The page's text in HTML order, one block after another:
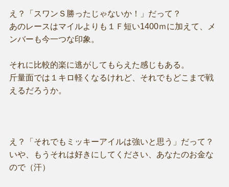
え？「スワンＳ勝ったじゃないか！」だって？
あのレースはマイルよりも１Ｆ短い1400ｍに加えて、メ
ンバーも今一つな印象。
それに比較的楽に逃がしてもらえた感じもある。
斤量面では１キロ軽くなるけれど、それでもどこまで戦
えるだろうか。
え？「それでもミッキーアイルは強いと思う」だって？
いや、もうそれは好きにしてください、あなたのお金な
ので（汗）